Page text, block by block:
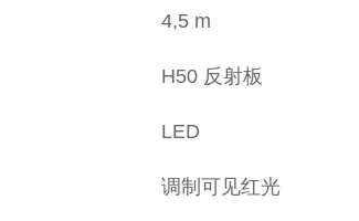
4,5 m
H50 反射板
LED
调制可见红光